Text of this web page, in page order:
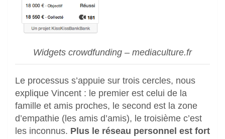
Widgets crowdfunding – mediaculture.fr
Le processus s’appuie sur trois cercles, nous
explique Vincent : le premier est celui de la
famille et amis proches, le second est la zone
d’empathie (les amis d’amis), le troisième c’est
les inconnus. Plus le réseau personnel est fort